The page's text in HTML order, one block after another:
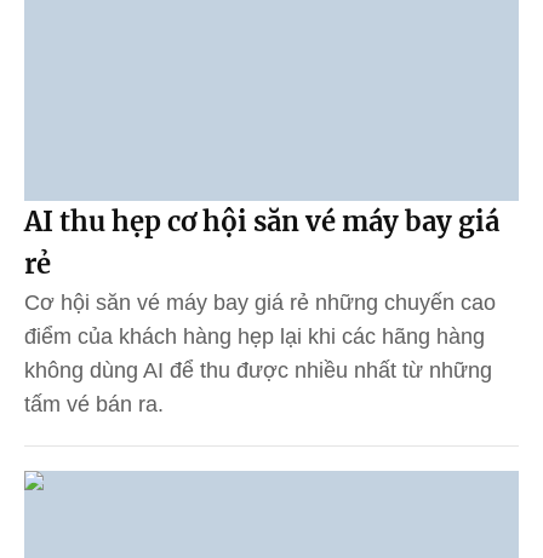
AI thu hẹp cơ hội săn vé máy bay giá
rẻ
Cơ hội săn vé máy bay giá rẻ những chuyến cao
điểm của khách hàng hẹp lại khi các hãng hàng
không dùng AI để thu được nhiều nhất từ những
tấm vé bán ra.